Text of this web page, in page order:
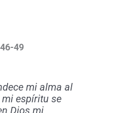
49
mi alma al
mi espíritu se